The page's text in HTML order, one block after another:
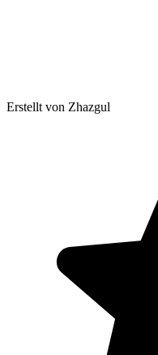
Erstellt von Zhazgul